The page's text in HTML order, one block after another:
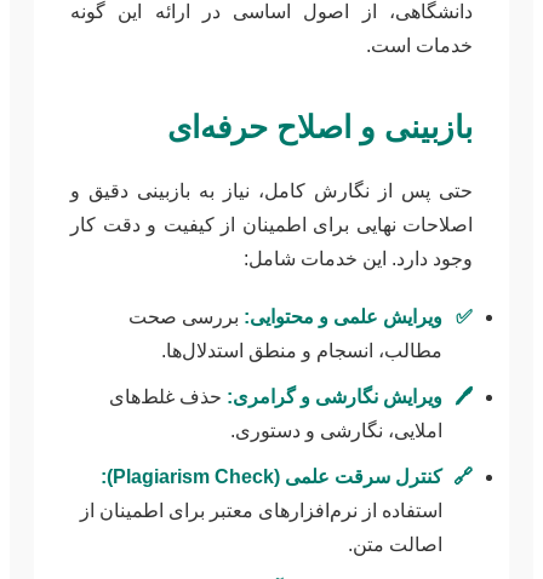
دانشگاهی، از اصول اساسی در ارائه این گونه
خدمات است.
بازبینی و اصلاح حرفه‌ای
حتی پس از نگارش کامل، نیاز به بازبینی دقیق و
اصلاحات نهایی برای اطمینان از کیفیت و دقت کار
وجود دارد. این خدمات شامل:
✅ ویرایش علمی و محتوایی: بررسی صحت
مطالب، انسجام و منطق استدلال‌ها.
🖊️ ویرایش نگارشی و گرامری:حذف غلط‌های
املایی، نگارشی و دستوری.
🔗 کنترل سرقت علمی (Plagiarism Check):
استفاده از نرم‌افزارهای معتبر برای اطمینان از
اصالت متن.